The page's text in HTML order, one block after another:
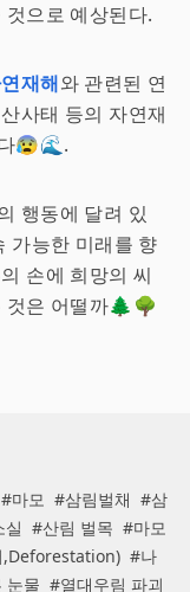
으로 예상된다.
재해와 관련된 연
사태 등의 자연재
😰🌊.
행동에 달려 있
가능한 미래를 향
손에 희망의 씨
것은 어떨까🌲🌳
#마모 #삼림벌채 #삼
실 #산림 벌목 #마모
,Deforestation) #나
눈물 #열대우림 파괴